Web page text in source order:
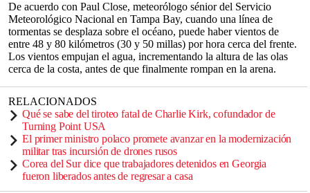
De acuerdo con Paul Close, meteorólogo sénior del Servicio
Meteorológico Nacional en Tampa Bay, cuando una línea de
tormentas se desplaza sobre el océano, puede haber vientos de
entre 48 y 80 kilómetros (30 y 50 millas) por hora cerca del frente.
Los vientos empujan el agua, incrementando la altura de las olas
cerca de la costa, antes de que finalmente rompan en la arena.
RELACIONADOS
Qué se sabe del tiroteo fatal de Charlie Kirk, cofundador de
Turning Point USA
El primer ministro polaco promete avanzar en la modernización
militar tras incursión de drones rusos
Corea del Sur dice que trabajadores detenidos en Georgia
fueron liberados antes de regresar a casa